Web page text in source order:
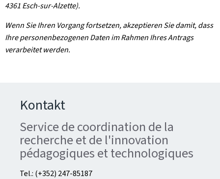
4361 Esch-sur-Alzette).
Wenn Sie Ihren Vorgang fortsetzen, akzeptieren Sie damit, dass
Ihre personenbezogenen Daten im Rahmen Ihres Antrags
verarbeitet werden.
Kontakt
Service de coordination de la
recherche et de l'innovation
pédagogiques et technologiques
Tel.: (+352) 247-85187